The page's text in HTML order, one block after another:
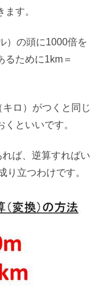
す。
）の頭に1000倍を
るために1km＝
ロ）がつくと同じ
といいです。
ば、逆算すればい
り立つわけです。